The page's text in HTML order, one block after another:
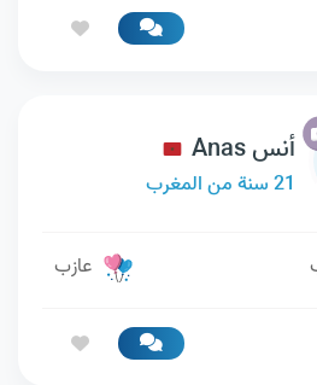
أنس Anas
21 سنة من المغرب
عازب